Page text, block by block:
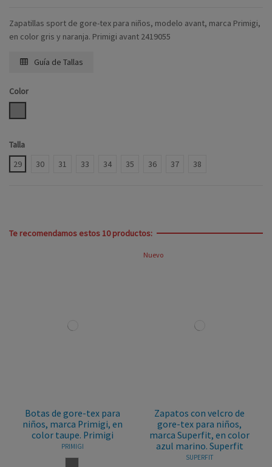
Zapatillas sport de gore-tex para niños, modelo avant, marca Primigi,
en color gris y naranja. Primigi avant 2419055
Guía de Tallas
Color
Talla
29
30 31 33 34 35 36 37 38
Te recomendamos estos 10 productos:
Botas de gore-tex para
niños, marca Primigi, en
color taupe. Primigi
PRIMIGI
Nuevo
Zapatos con velcro de
gore-tex para niños,
marca Superfit, en color
azul marino. Superfit
SUPERFIT